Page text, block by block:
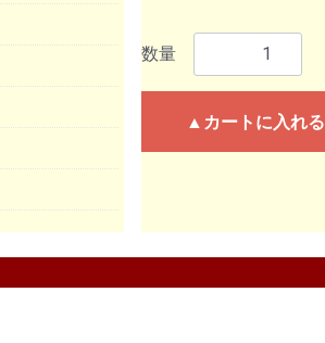
数量
▲カートに入れる